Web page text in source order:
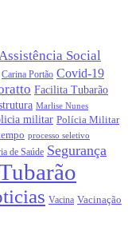
Social
Carina Portão Covid-19
Facilita Tubarão
Marlise Nunes
militar Polícia Militar
processo seletivo
de Saúde Segurança
Vacina Vacinação